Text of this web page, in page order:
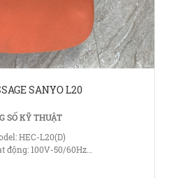
SANYO L20
SỐ KỸ THUẬT
HEC-L20(D)
động: 100V-50/60Hz